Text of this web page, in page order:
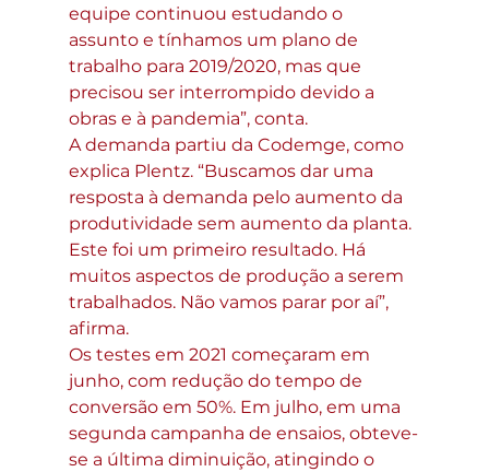
equipe continuou estudando o
assunto e tínhamos um plano de
trabalho para 2019∕2020, mas que
precisou ser interrompido devido a
obras e à pandemia”, conta.
A demanda partiu da Codemge, como
explica Plentz. “Buscamos dar uma
resposta à demanda pelo aumento da
produtividade sem aumento da planta.
Este foi um primeiro resultado. Há
muitos aspectos de produção a serem
trabalhados. Não vamos parar por aí”,
afirma.
Os testes em 2021 começaram em
junho, com redução do tempo de
conversão em 50%. Em julho, em uma
segunda campanha de ensaios, obteve-
se a última diminuição, atingindo o